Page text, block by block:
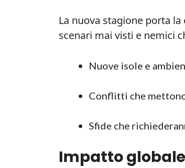
La nuova stagione porta
scenari mai visti e nemici
Nuove isole e
Conflitti che
Sfide che
Impatto